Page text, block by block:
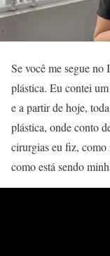
Se você me segue no
plástica. Eu contei
e a partir de hoje,
plástica, onde conto
cirurgias eu fiz, como
como está sendo